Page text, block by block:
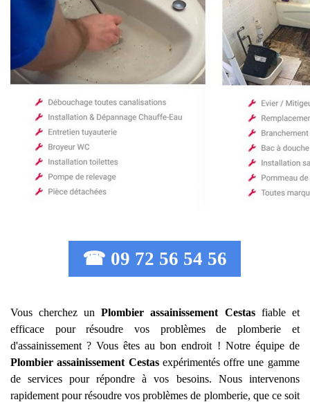
☎ 09 72 56 54 56
Vous cherchez unPlombier assainissement Cestasfiable et
efficace pour résoudre vos problèmes de plomberie et
d'assainissement ? Vous êtes au bon endroit ! Notre équipe de
Plombier assainissement Cestasexpérimentés offre une gamme
de services pour répondre à vos besoins. Nous intervenons
rapidement pour résoudre vos problèmes de plomberie, que ce soit